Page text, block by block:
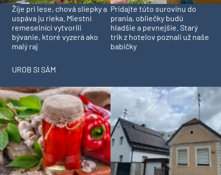
Žije pri lese, chová sliepky a
uspáva ju rieka. Miestni
remeselníci vytvorili
bývanie, ktoré vyzerá ako
malý raj
Pridajte túto surovinu do
prania, obliečky budú
hladšie a pevnejšie. Starý
trik z hotelov poznali už naše
babičky
UROB SI SÁM